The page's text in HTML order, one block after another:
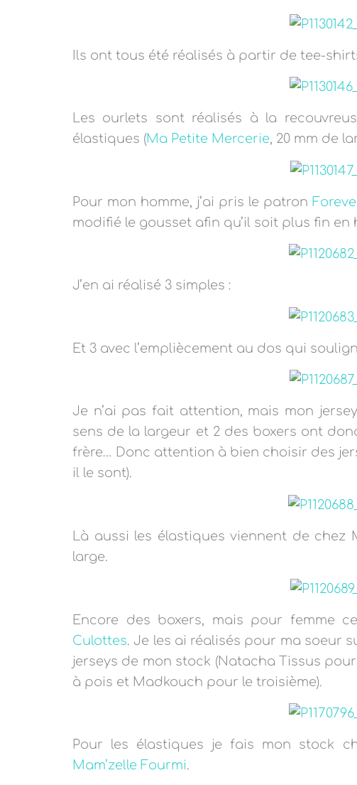
Ils ont tous été réalisés à partir de tee-
Les ourlets sont réalisés à la
élastiques (Ma Petite Mercerie, 20 mm de
Pour mon homme, j’ai pris le patron
modifié le gousset afin qu’il soit plus fin en
J’en ai réalisé 3 simples :
Et 3 avec l’empliècement au dos qui
Je n’ai pas fait attention, mais mon
sens de la largeur et 2 des boxers ont
frère… Donc attention à bien choisir des
il le sont).
Là aussi les élastiques viennent de chez
large.
Encore des boxers, mais pour femme
Culottes. Je les ai réalisés pour ma soeur
jerseys de mon stock (Natacha Tissus
à pois et Madkouch pour le troisième).
Pour les élastiques je fais mon stock
Mam’zelle Fourmi.